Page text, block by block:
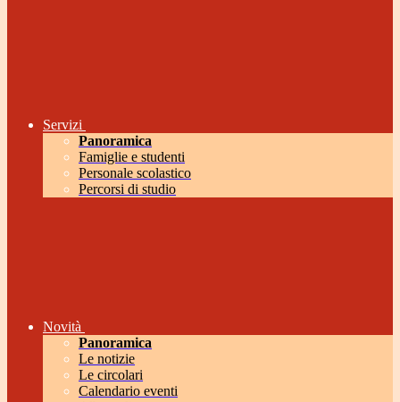
Servizi
Panoramica
Famiglie e studenti
Personale scolastico
Percorsi di studio
Novità
Panoramica
Le notizie
Le circolari
Calendario eventi